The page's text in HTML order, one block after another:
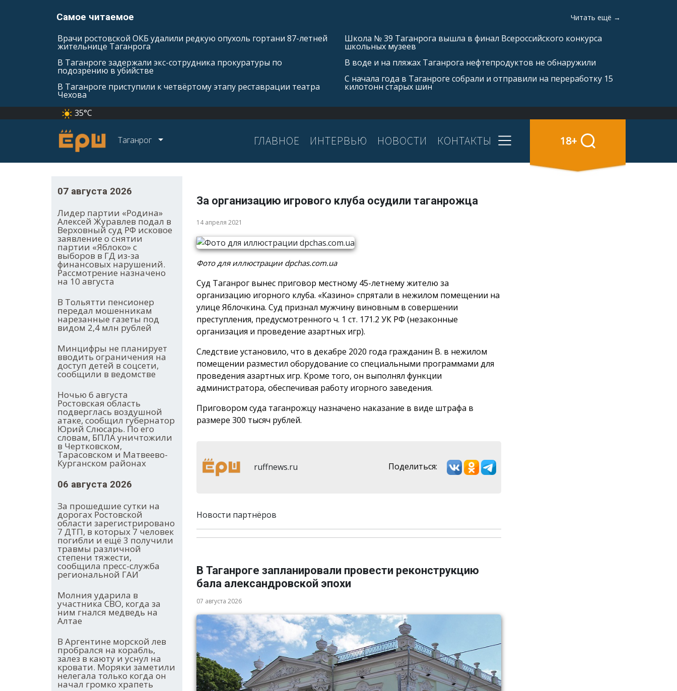
Самое читаемое Читать ещё →
Врачи ростовской ОКБ удалили редкую опухоль гортани 87-летней
жительнице Таганрога
В Таганроге задержали экс-сотрудника прокуратуры по
подозрению в убийстве
В Таганроге приступили к четвёртому этапу реставрации театра
Чехова
Школа № 39 Таганрога вышла в финал Всероссийского конкурса
школьных музеев
В воде и на пляжах Таганрога нефтепродуктов не обнаружили
С начала года в Таганроге собрали и отправили на переработку 15
килотонн старых шин
35°C
Таганрог ГЛАВНОЕ ИНТЕРВЬЮ НОВОСТИ КОНТАКТЫ 18+
07 августа 2026
Лидер партии «Родина»
Алексей Журавлев подал в
Верховный суд РФ исковое
заявление о снятии
партии «Яблоко» с
выборов в ГД из-за
финансовых нарушений.
Рассмотрение назначено
на 10 августа
В Тольятти пенсионер
передал мошенникам
нарезанные газеты под
видом 2,4 млн рублей
Минцифры не планирует
вводить ограничения на
доступ детей в соцсети,
сообщили в ведомстве
Ночью 6 августа
Ростовская область
подверглась воздушной
атаке, сообщил губернатор
Юрий Слюсарь. По его
словам, БПЛА уничтожили
в Чертковском,
Тарасовском и Матвеево-
Курганском районах
06 августа 2026
За прошедшие сутки на
дорогах Ростовской
области зарегистрировано
7 ДТП, в которых 7 человек
погибли и ещё 3 получили
травмы различной
степени тяжести,
сообщила пресс-служба
региональной ГАИ
Молния ударила в
участника СВО, когда за
ним гнался медведь на
Алтае
В Аргентине морской лев
пробрался на корабль,
залез в каюту и уснул на
кровати. Моряки заметили
нелегала только когда он
начал громко храпеть
За организацию игрового клуба осудили таганрожца
14 апреля 2021
Фото для иллюстрации dpchas.com.ua
Суд Таганрог вынес приговор местному 45-летнему жителю за
организацию игорного клуба. «Казино» спрятали в нежилом помещении на
улице Яблочкина. Суд признал мужчину виновным в совершении
преступления, предусмотренного ч. 1 ст. 171.2 УК РФ (незаконные
организация и проведение азартных игр).
Следствие установило, что в декабре 2020 года гражданин В. в нежилом
помещении разместил оборудование со специальными программами для
проведения азартных игр. Кроме того, он выполнял функции
администратора, обеспечивая работу игорного заведения.
Приговором суда таганрожцу назначено наказание в виде штрафа в
размере 300 тысяч рублей.
ruffnews.ru Поделиться:
Новости партнёров
В Таганроге запланировали провести реконструкцию
бала александровской эпохи
07 августа 2026